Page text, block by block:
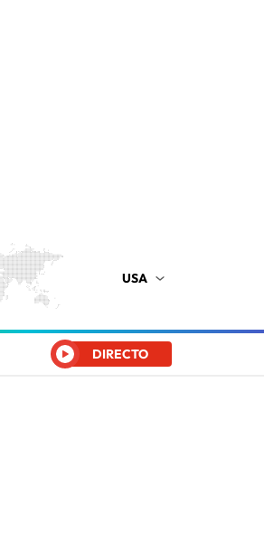
USA
DIRECTO